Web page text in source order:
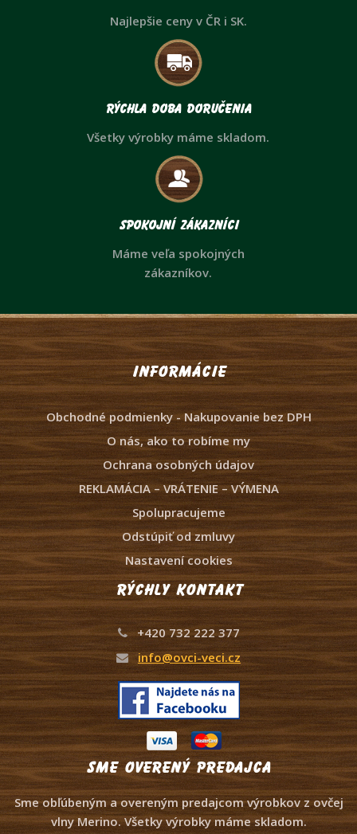
Najlepšie ceny v ČR i SK.
Rýchla doba doručenia
Všetky výrobky máme skladom.
Spokojní zákazníci
Máme veľa spokojných
zákazníkov.
Informácie
Obchodné podmienky - Nakupovanie bez DPH
O nás, ako to robíme my
Ochrana osobných údajov
REKLAMÁCIA – VRÁTENIE – VÝMENA
Spolupracujeme
Odstúpiť od zmluvy
Nastavení cookies
Rýchly kontakt
+420 732 222 377
info@ovci-veci.cz
Sme overený predajca
Sme obľúbeným a overeným predajcom výrobkov z ovčej
vlny Merino. Všetky výrobky máme skladom.